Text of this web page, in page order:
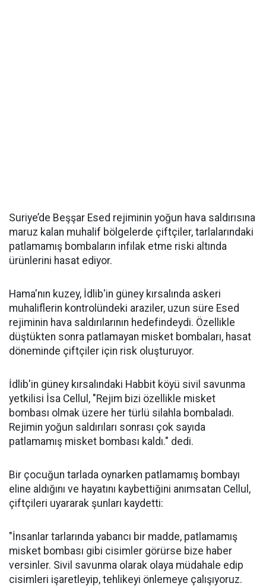
Suriye’de Beşşar Esed rejiminin yoğun hava saldırısına
maruz kalan muhalif bölgelerde çiftçiler, tarlalarındaki
patlamamış bombaların infilak etme riski altında
ürünlerini hasat ediyor.
Hama'nın kuzey, İdlib'in güney kırsalında askeri
muhaliflerin kontrolündeki araziler, uzun süre Esed
rejiminin hava saldırılarının hedefindeydi. Özellikle
düştükten sonra patlamayan misket bombaları, hasat
döneminde çiftçiler için risk oluşturuyor.
İdlib'in güney kırsalındaki Habbit köyü sivil savunma
yetkilisi İsa Cellul, "Rejim bizi özellikle misket
bombası olmak üzere her türlü silahla bombaladı.
Rejimin yoğun saldırıları sonrası çok sayıda
patlamamış misket bombası kaldı." dedi.
Bir çocuğun tarlada oynarken patlamamış bombayı
eline aldığını ve hayatını kaybettiğini anımsatan Cellul,
çiftçileri uyararak şunları kaydetti:
"İnsanlar tarlarında yabancı bir madde, patlamamış
misket bombası gibi cisimler görürse bize haber
versinler. Sivil savunma olarak olaya müdahale edip
cisimleri işaretleyip, tehlikeyi önlemeye çalışıyoruz.